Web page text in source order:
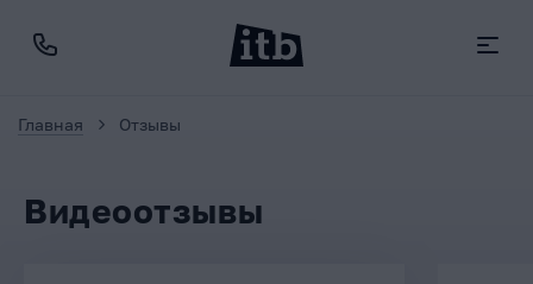
Главная Отзывы
Видеоотзывы